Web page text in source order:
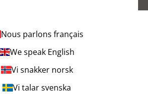
Nous parlons français
We speak English
Vi snakker norsk
Vi talar svenska